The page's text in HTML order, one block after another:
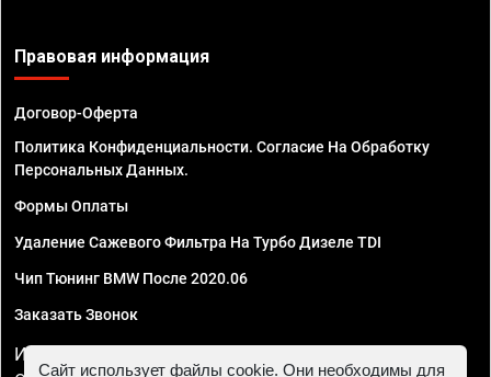
Правовая информация
Договор-Оферта
Политика Конфиденциальности. Согласие На Обработку
Персональных Данных.
Формы Оплаты
Удаление Сажевого Фильтра На Турбо Дизеле TDI
Чип Тюнинг BMW После 2020.06
Заказать Звонок
ИП Смирнов Георгий Павлович. ИНН 781302555843,
Сайт использует файлы cookie. Они необходимы для